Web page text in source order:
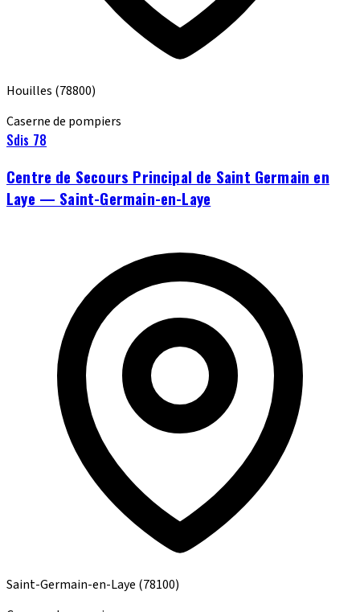
Houilles (78800)
Caserne de pompiers
Sdis 78
Centre de Secours Principal de Saint Germain en
Laye — Saint-Germain-en-Laye
Saint-Germain-en-Laye (78100)